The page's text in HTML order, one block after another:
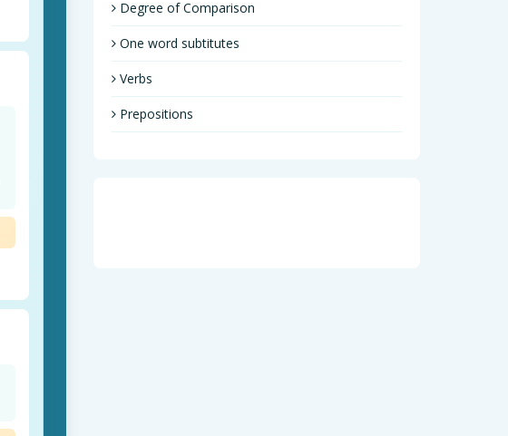
Degree of Comparison
One word subtitutes
Verbs
Prepositions